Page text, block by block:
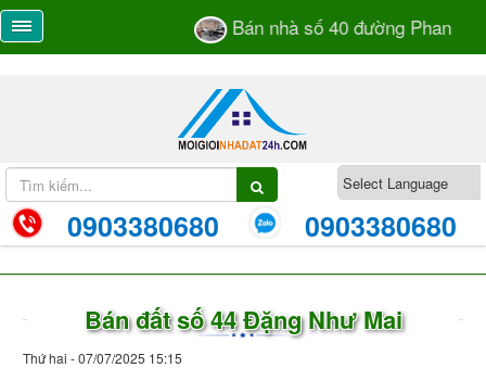
Bán nhà số 40 đường Phan Bá
0903380680 0903380680
Bán đất số 44 Đặng Như Mai
Thứ hai - 07/07/2025 15:15